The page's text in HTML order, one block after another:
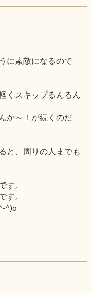
に素敵になるので
くスキップるんるん
か～！が続くのだ
と、周りの人までも
す。
す。
^)o